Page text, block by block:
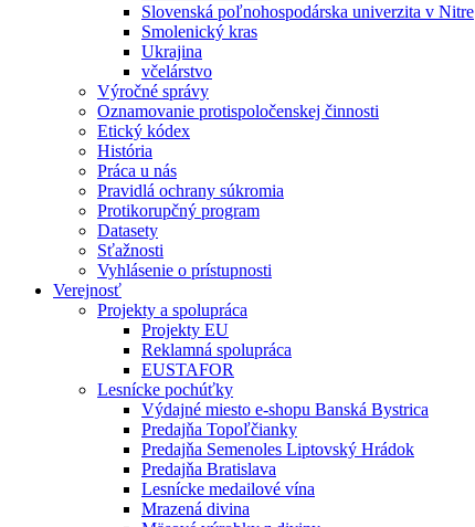
Slovenská poľnohospodárska univerzita v Nitre
Smolenický kras
Ukrajina
včelárstvo
Výročné správy
Oznamovanie protispoločenskej činnosti
Etický kódex
História
Práca u nás
Pravidlá ochrany súkromia
Protikorupčný program
Datasety
Sťažnosti
Vyhlásenie o prístupnosti
Verejnosť
Projekty a spolupráca
Projekty EU
Reklamná spolupráca
EUSTAFOR
Lesnícke pochúťky
Výdajné miesto e-shopu Banská Bystrica
Predajňa Topoľčianky
Predajňa Semenoles Liptovský Hrádok
Predajňa Bratislava
Lesnícke medailové vína
Mrazená divina